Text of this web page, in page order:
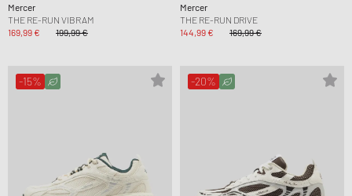
Mercer
THE RE-RUN VIBRAM
169,99 €
199,99 €
Mercer
THE RE-RUN DRIVE
144,99 €
169,99 €
-15% -20%